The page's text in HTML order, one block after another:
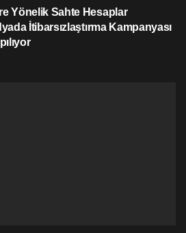
Yönelik Sahte Hesaplar
İtibarsızlaştırma Kampanyası